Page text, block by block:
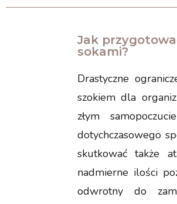
Jak
sokami?
Drastyczne
szokiem dla
złym
dotychczasowego
skutkować także
nadmierne ilości
odwrotny do